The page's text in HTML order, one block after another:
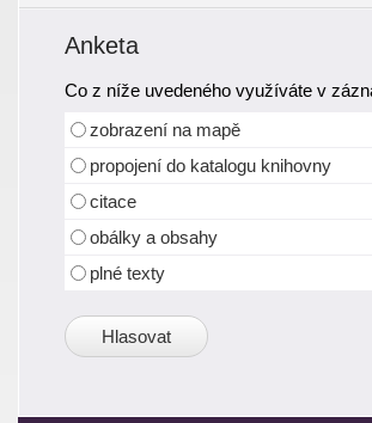
Anketa
Co z níže uvedeného využíváte v
zobrazení na mapě
propojení do katalogu knihovny
citace
obálky a obsahy
plné texty